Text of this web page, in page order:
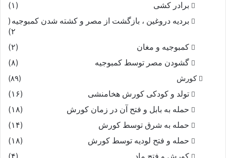
برادر کشی
(۱)
بردیه دروغین ، بازگشت از مصر و کشته شدن کمبوجیه (
۲)
کمبوجیه و مغان
(۲)
گشودن مصر توسط کمبوجیه
(۸)
کورش
(۸۹)
تولد و کودکی کورش هخامنشی
(۱۶)
حمله به بابل و فتح آن در زمان کورش
(۱۸)
حمله به شرق توسط کورش
(۱۴)
حمله و فتح لودیه توسط کورش
(۱۸)